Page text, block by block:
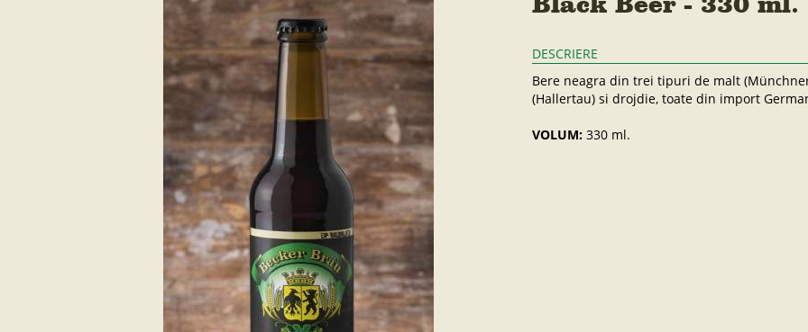
DESCRIERE
Bere neagra din trei tipuri de malt
(Hallertau) si drojdie, toate din import
VOLUM: 330 ml.